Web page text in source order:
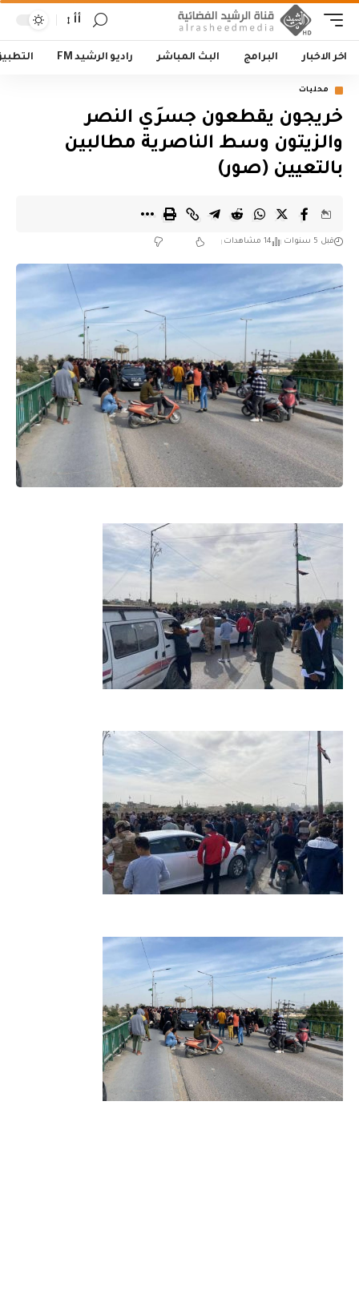
أأ
اخر الاخبار البرامج البث المباشر راديو الرشيد FM
محليات
خريجون يقطعون جسرَي النصر
والزيتون وسط الناصرية مطالبين
بالتعيين (صور)
قبل 5 سنوات 14 مشاهدات